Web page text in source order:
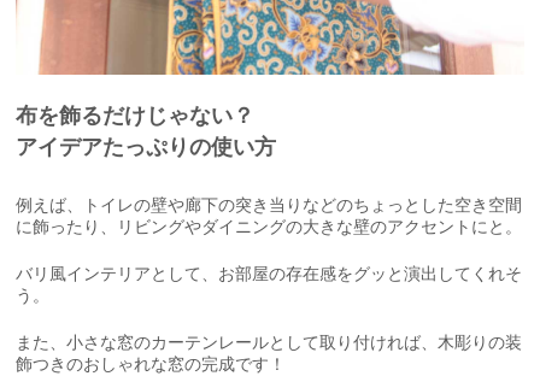
布を飾るだけじゃない？
アイデアたっぷりの使い方
例えば、トイレの壁や廊下の突き当りなどのちょっとした空き空間
に飾ったり、リビングやダイニングの大きな壁のアクセントにと。
バリ風インテリアとして、お部屋の存在感をグッと演出してくれそ
う。
また、小さな窓のカーテンレールとして取り付ければ、木彫りの装
飾つきのおしゃれな窓の完成です！